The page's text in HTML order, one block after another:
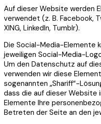
Auf dieser Website werden
verwendet (z. B. Facebook,
XING, LinkedIn, Tumblr).
Die Social-Media-Elemente
jeweiligen Social-Media-
Um den Datenschutz auf
verwenden wir diese
sogenannten „Shariff“-
dass die auf dieser
Elemente Ihre
Betreten der Seite an den